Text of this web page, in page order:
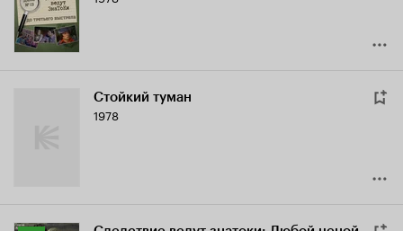
Стойкий туман
1978